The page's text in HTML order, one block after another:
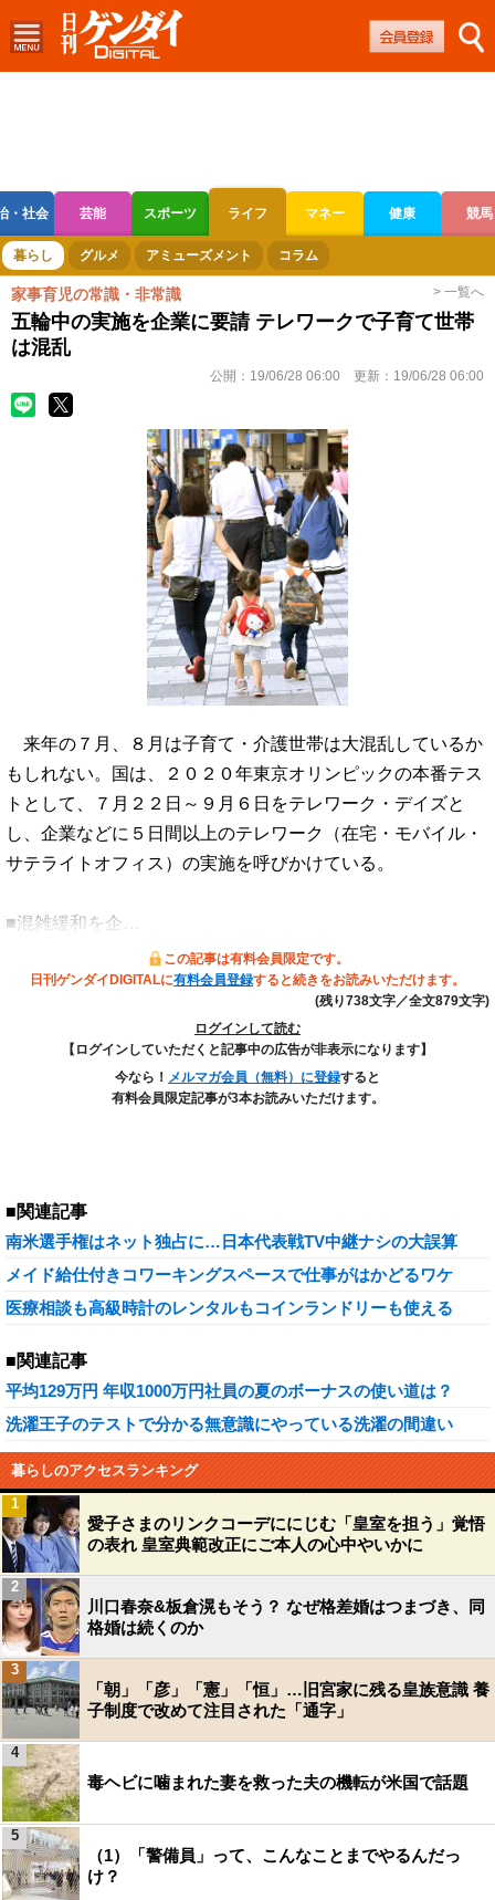
・社会 芸能 スポーツ ライフ マネー 健康 競馬
ボートレース 競輪 オートレース
暮らし グルメ アミューズメント コラム
家事育児の常識・非常識 > 一覧へ
五輪中の実施を企業に要請 テレワークで子育て世帯
は混乱
公開： 19/06/28 06:00 更新： 19/06/28 06:00
来年の７月、８月は子育て・介護世帯は大混乱しているか
もしれない。国は、２０２０年東京オリンピックの本番テス
トとして、７月２２日～９月６日をテレワーク・デイズと
し、企業などに５日間以上のテレワーク（在宅・モバイル・
サテライトオフィス）の実施を呼びかけている。
■混雑緩和を企…
この記事は有料会員限定です。
日刊ゲンダイDIGITALに有料会員登録すると続きをお読みいただけます。
(残り738文字／全文879文字)
ログインして読む
【ログインしていただくと記事中の広告が非表示になります】
今なら！ メルマガ会員（無料）に登録すると
有料会員限定記事が3本お読みいただけます。
■関連記事
南米選手権はネット独占に…日本代表戦TV中継ナシの大誤算
メイド給仕付きコワーキングスペースで仕事がはかどるワケ
医療相談も高級時計のレンタルもコインランドリーも使える
■関連記事
平均129万円 年収1000万円社員の夏のボーナスの使い道は？
洗濯王子のテストで分かる無意識にやっている洗濯の間違い
暮らしのアクセスランキング
愛子さまのリンクコーデににじむ「皇室を担う」覚悟
の表れ 皇室典範改正にご本人の心中やいかに
1
川口春奈&板倉滉もそう？ なぜ格差婚はつまづき、同
格婚は続くのか
2
「朝」「彦」「憲」「恒」…旧宮家に残る皇族意識 養
子制度で改めて注目された「通字」
3
毒ヘビに噛まれた妻を救った夫の機転が米国で話題
4
（1）「警備員」って、こんなことまでやるんだっ
け？
5